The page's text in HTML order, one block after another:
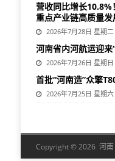
营收同比增长10.8%
重点产业链高质量发
2026年7月28日 星期
河南省内河航运迎来
2026年7月26日 星期
首批“河南造”众擎
2026年7月25日 星期
Copyright © 2026 河